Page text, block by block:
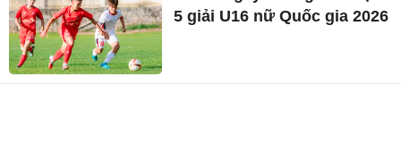
5 giải U16 nữ Quốc gia 2026